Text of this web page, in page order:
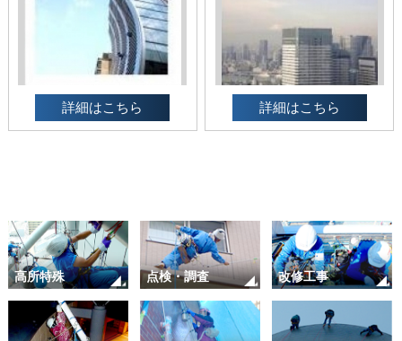
詳細はこちら 詳細はこちら
高所特殊 点検・調査 改修工事